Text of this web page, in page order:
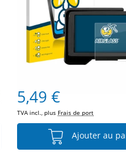
5,49 €
TVA incl., plus Frais de port
Ajouter au